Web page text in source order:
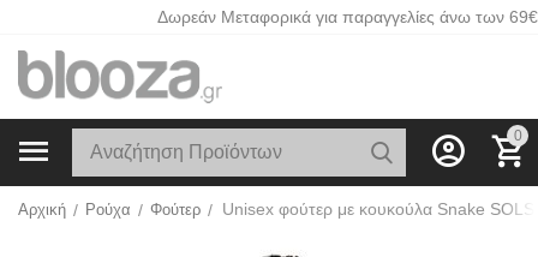
Δωρεάν Μεταφορικά για παραγγελίες άνω των 69€
0
Αρχική / Ρούχα / Φούτερ /